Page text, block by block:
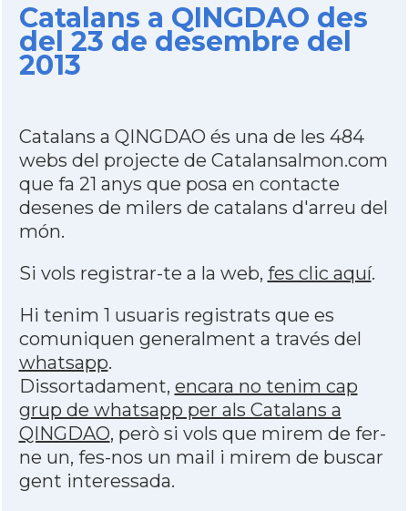
Catalans a QINGDAO des
del 23 de desembre del
2013
Catalans a QINGDAO és una de les 484
webs del projecte de Catalansalmon.com
que fa 21 anys que posa en contacte
desenes de milers de catalans d'arreu del
món.
Si vols registrar-te a la web, fes clic aquí.
Hi tenim 1 usuaris registrats que es
comuniquen generalment a través del
whatsapp.
Dissortadament, encara no tenim cap
grup de whatsapp per als Catalans a
QINGDAO, però si vols que mirem de fer-
ne un, fes-nos un mail i mirem de buscar
gent interessada.